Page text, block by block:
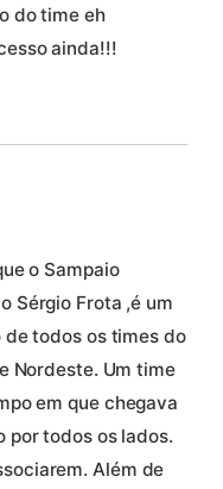
do time eh
ainda!!!
o Sampaio
Sérgio Frota ,é um
todos os times do
Nordeste. Um time
em que chegava
por todos os lados.
Além de